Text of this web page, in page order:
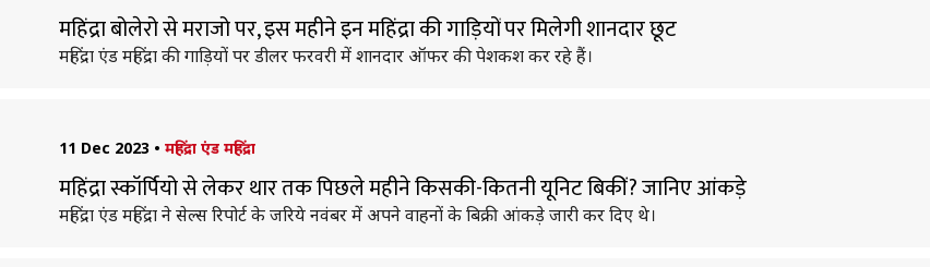
महिंद्रा बोलेरो से मराजो पर, इस महीने इन महिंद्रा की गाड़ियों पर मिलेगी शानदार छूट
महिंद्रा एंड महिंद्रा की गाड़ियों पर डीलर फरवरी में शानदार ऑफर की पेशकश कर रहे हैं।
11 Dec 2023 • महिंद्रा एंड महिंद्रा
महिंद्रा स्कॉर्पियो से लेकर थार तक पिछले महीने किसकी-कितनी यूनिट बिकीं? जानिए आंकड़े
महिंद्रा एंड महिंद्रा ने सेल्स रिपोर्ट के जरिये नवंबर में अपने वाहनों के बिक्री आंकड़े जारी कर दिए थे।